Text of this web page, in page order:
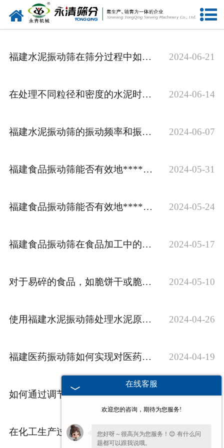
网站首页
新闻中心
产品中心
视频中心
福建水泥振动筛在筛分过程中如何避免颗粒堵塞和过早脱落的问题？ 2024-06-21
在处理不同粒径和密度的水泥时，如何调节福建水泥振动筛的振动频率和振幅？ 2024-06-14
福建水泥振动筛的振动频率和振幅如何影响水泥筛分的效果？ 2024-06-07
福建食品振动筛能否有效地******食品中的杂质？ 2024-05-31
福建食品振动筛能否有效地******食品中的杂质？ 2024-05-24
福建食品振动筛在食品加工中的具体作用是什么？ 2024-05-17
对于易碎的食品，如脆饼干或脆果，福建食品振动筛的使用是否会导致产品破碎或损坏？ 2024-05-10
使用福建水泥振动筛处理水泥原料时，是否需要特殊的环境保护措施？ 2024-04-26
福建医药振动筛如何实现对医药产品的微粒级别的筛分和分级？ 2024-04-19
如何通过调节医药振动筛的参数来实现特定******的筛分要求？ 2024-04-12
在化工生产过程中，福建化工振动筛对材料的要求是什么？ 2024-03-29
在线客服
欢迎您的咨询，期待为您服务!
您好呀～很高兴为您服务！😊 有什么问
题都可以跟我说哦。